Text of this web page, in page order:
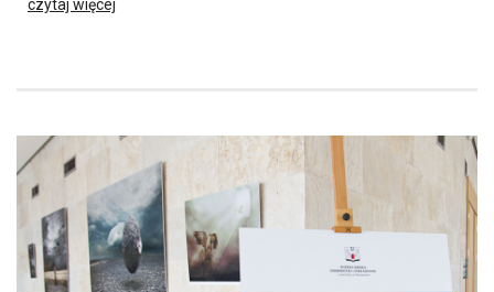
czytaj więcej